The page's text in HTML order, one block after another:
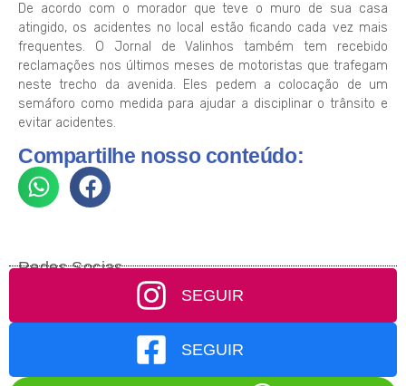
De acordo com o morador que teve o muro de sua casa
atingido, os acidentes no local estão ficando cada vez mais
frequentes. O Jornal de Valinhos também tem recebido
reclamações nos últimos meses de motoristas que trafegam
neste trecho da avenida. Eles pedem a colocação de um
semáforo como medida para ajudar a disciplinar o trânsito e
evitar acidentes.
Compartilhe nosso conteúdo:
Redes Socias
SEGUIR
SEGUIR